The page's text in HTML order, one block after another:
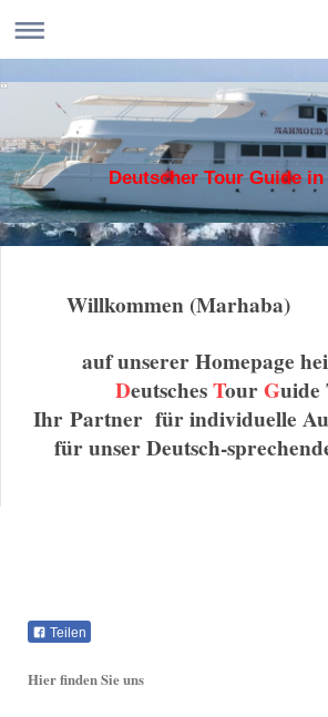
Deutscher Tour Guide in
Willkommen (Marhaba)
auf unserer Homepage
DeutschesTourGuide
Ihr Partner für individuelle
für unser Deutsch-
Teilen
Hier finden Sie uns